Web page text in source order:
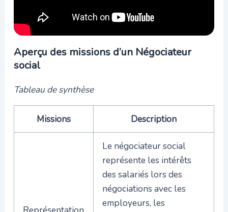
Aperçu des missions d’un Négociateur
social
Tableau de synthèse
Missions Description
Le négociateur social
représente les intérêts
des salariés lors des
négociations avec les
employeurs, les